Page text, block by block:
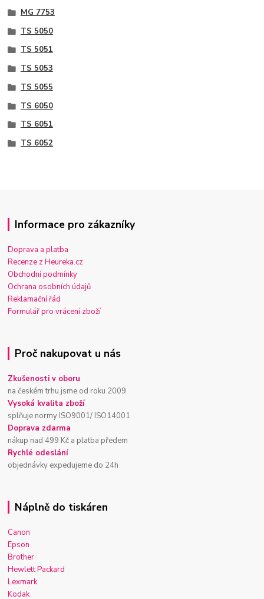
MG 7753
TS 5050
TS 5051
TS 5053
TS 5055
TS 6050
TS 6051
TS 6052
Informace pro zákazníky
Doprava a platba
Recenze z Heureka.cz
Obchodní podmínky
Ochrana osobních údajů
Reklamační řád
Formulář pro vrácení zboží
Proč nakupovat u nás
Zkušenosti v oboru
na českém trhu jsme od roku 2009
Vysoká kvalita zboží
splňuje normy ISO9001/ ISO14001
Doprava zdarma
nákup nad 499 Kč a platba předem
Rychlé odeslání
objednávky expedujeme do 24h
Náplně do tiskáren
Canon
Epson
Brother
Hewlett Packard
Lexmark
Kodak